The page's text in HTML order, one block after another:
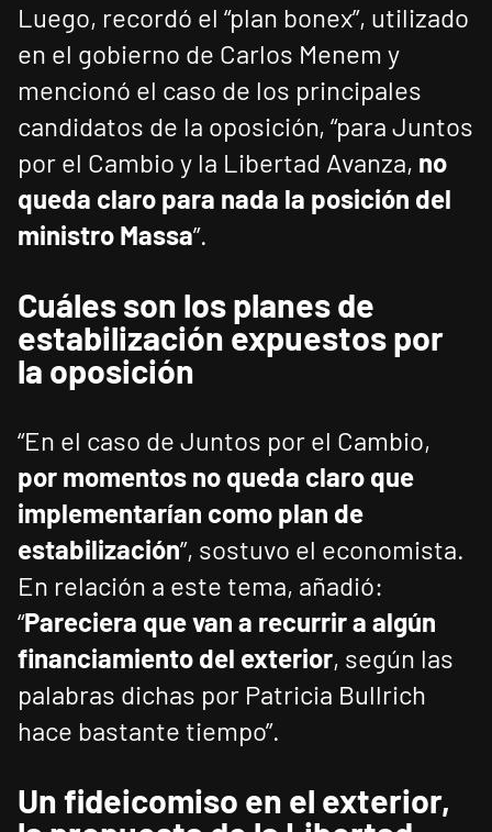
Luego, recordó el “plan bonex”, utilizado
en el gobierno de Carlos Menem y
mencionó el caso de los principales
candidatos de la oposición, “para Juntos
por el Cambio y la Libertad Avanza, no
queda claro para nada la posición del
ministro Massa”.
Cuáles son los planes de
estabilización expuestos por
la oposición
“En el caso de Juntos por el Cambio,
por momentos no queda claro que
implementarían como plan de
estabilización”, sostuvo el economista.
En relación a este tema, añadió:
“Pareciera que van a recurrir a algún
financiamiento del exterior, según las
palabras dichas por Patricia Bullrich
hace bastante tiempo”.
Un fideicomiso en el exterior,